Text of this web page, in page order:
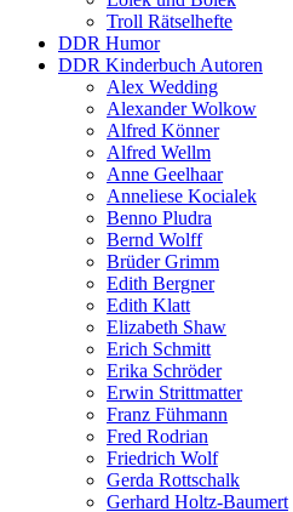
Troll Rätselhefte
DDR Humor
DDR Kinderbuch Autoren
Alex Wedding
Alexander Wolkow
Alfred Könner
Alfred Wellm
Anne Geelhaar
Anneliese Kocialek
Benno Pludra
Bernd Wolff
Brüder Grimm
Edith Bergner
Edith Klatt
Elizabeth Shaw
Erich Schmitt
Erika Schröder
Erwin Strittmatter
Franz Fühmann
Fred Rodrian
Friedrich Wolf
Gerda Rottschalk
Gerhard Holtz-Baumert